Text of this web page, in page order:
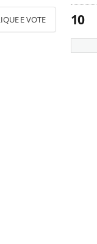
E VOTE
que-
Todo o
sobre